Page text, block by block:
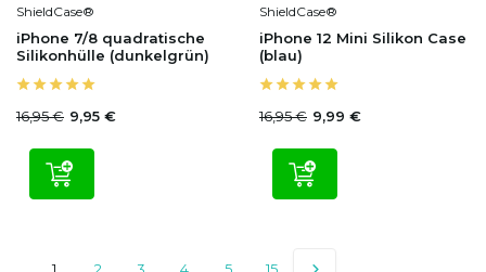
ShieldCase®
iPhone 7/8 quadratische
Silikonhülle (dunkelgrün)
16,95 € 9,95 €
ShieldCase®
iPhone 12 Mini Silikon Case
(blau)
16,95 € 9,99 €